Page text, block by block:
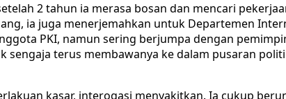
2 tahun ia merasa bosan dan mencari
ia juga menerjemahkan untuk Departemen
PKI, namun sering berjumpa dengan
terus membawanya ke dalam pusaran
kasar, interogasi menyakitkan. Ia cukup